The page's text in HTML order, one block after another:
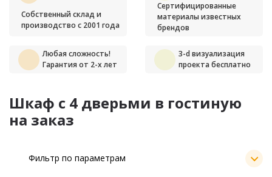
Собственный склад и
производство с 2001 года
Сертифицированные
материалы известных
брендов
Любая сложность!
Гарантия от 2-х лет
3-d визуализация
проекта бесплатно
Шкаф с 4 дверьми в гостиную
на заказ
Фильтр по параметрам